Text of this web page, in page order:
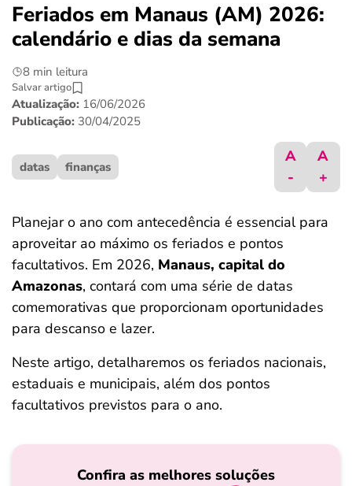
crédito fácil
últimas notícias
ferramentas
Feriados em Manaus (AM) 2026:
calendário e dias da semana
8 min leitura
Salvar artigo
Atualização: 16/06/2026
Publicação: 30/04/2025
datas finanças
A
-
A
+
Planejar o ano com antecedência é essencial para
aproveitar ao máximo os feriados e pontos
facultativos. Em 2026, Manaus, capital do
Amazonas, contará com uma série de datas
comemorativas que proporcionam oportunidades
para descanso e lazer.
Neste artigo, detalharemos os feriados nacionais,
estaduais e municipais, além dos pontos
facultativos previstos para o ano.
Confira as melhores soluções